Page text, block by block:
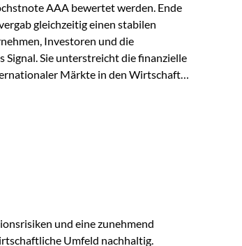
AAA bewertet werden. Ende
gleichzeitig einen stabilen
Investoren und die
Signal. Sie unterstreicht die finanzielle
Märkte in den Wirtschafts-
bleiben
und eine zunehmend
Umfeld nachhaltig.